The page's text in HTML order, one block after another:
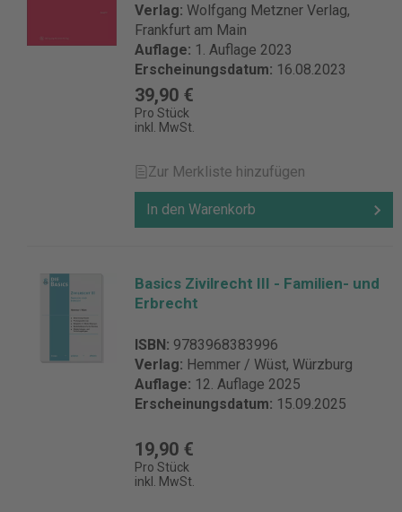
Verlag: Wolfgang Metzner Verlag,
Frankfurt am Main
Auflage: 1. Auflage 2023
Erscheinungsdatum: 16.08.2023
39,90 €
Pro Stück
inkl. MwSt.
Zur Merkliste hinzufügen
In den Warenkorb
Basics Zivilrecht III - Familien- und
Erbrecht
ISBN: 9783968383996
Verlag: Hemmer / Wüst, Würzburg
Auflage: 12. Auflage 2025
Erscheinungsdatum: 15.09.2025
19,90 €
Pro Stück
inkl. MwSt.